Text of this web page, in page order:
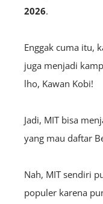
2026.
Enggak cuma itu,
juga menjadi
lho, Kawan Kobi!
Jadi, MIT bisa
yang mau daftar
Nah, MIT sendiri
populer karena